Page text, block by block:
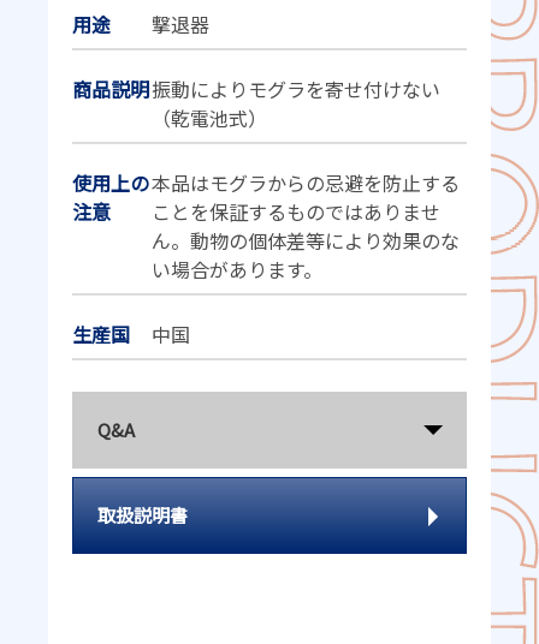
用途 撃退器
商品説明振動によりモグラを寄せ付けない
（乾電池式）
使用上の
注意
本品はモグラからの忌避を防止する
ことを保証するものではありませ
ん。動物の個体差等により効果のな
い場合があります。
生産国 中国
Q&A
取扱説明書